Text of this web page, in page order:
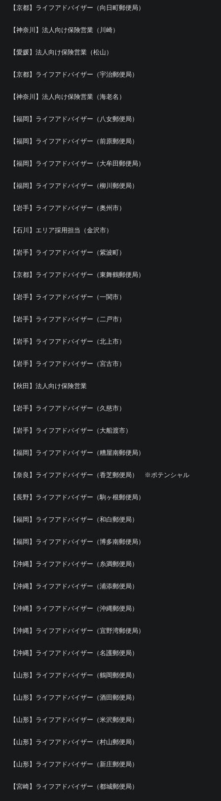
【京都】ライフアドバイザー（向日町郵便局）
【神奈川】法人向け保険営業（川崎）
【愛媛】法人向け保険営業（松山）
【京都】ライフアドバイザー（宇治郵便局）
【神奈川】法人向け保険営業（海老名）
【福岡】ライフアドバイザー（八女郵便局）
【福岡】ライフアドバイザー（前原郵便局）
【福岡】ライフアドバイザー（大牟田郵便局）
【福岡】ライフアドバイザー（柳川郵便局）
【岩手】ライフアドバイザー（奥州市）
【石川】エリア採用担当（金沢市）
【岩手】ライフアドバイザー（紫波町）
【京都】ライフアドバイザー（東舞鶴郵便局）
【岩手】ライフアドバイザー（一関市）
【岩手】ライフアドバイザー（二戸市）
【岩手】ライフアドバイザー（北上市）
【岩手】ライフアドバイザー（宮古市）
【秋田】法人向け保険営業
【岩手】ライフアドバイザー（久慈市）
【岩手】ライフアドバイザー（大船渡市）
【福岡】ライフアドバイザー（糟屋南郵便局）
【奈良】ライフアドバイザー（香芝郵便局） ※ポテンシャル
【長野】ライフアドバイザー（駒ヶ根郵便局）
【福岡】ライフアドバイザー（和白郵便局）
【福岡】ライフアドバイザー（博多南郵便局）
【沖縄】ライフアドバイザー（糸満郵便局）
【沖縄】ライフアドバイザー（浦添郵便局）
【沖縄】ライフアドバイザー（沖縄郵便局）
【沖縄】ライフアドバイザー（宜野湾郵便局）
【沖縄】ライフアドバイザー（名護郵便局）
【山形】ライフアドバイザー（鶴岡郵便局）
【山形】ライフアドバイザー（酒田郵便局）
【山形】ライフアドバイザー（米沢郵便局）
【山形】ライフアドバイザー（村山郵便局）
【山形】ライフアドバイザー（新庄郵便局）
【宮崎】ライフアドバイザー（都城郵便局）